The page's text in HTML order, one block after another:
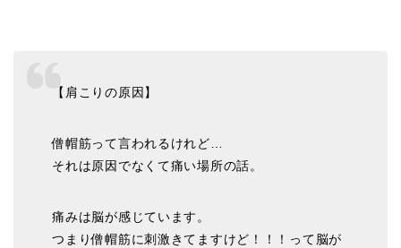
【肩こりの原因】
僧帽筋って言われるけれど…
それは原因でなくて痛い場所の話。
痛みは脳が感じています。
つまり僧帽筋に刺激きてますけど！！！って脳が